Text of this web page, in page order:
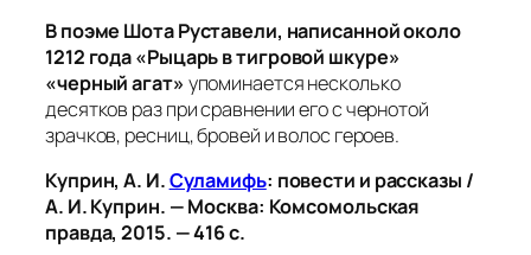
В поэме Шота Руставели, написанной около
1212 года«Рыцарь в тигровой шкуре»
«черный агат» упоминается несколько
десятков раз при сравнении его с чернотой
зрачков, ресниц, бровей и волос героев.
Куприн, А. И.Суламифь: повести и рассказы /
А. И. Куприн. — Москва: Комсомольская
правда, 2015. — 416 с.